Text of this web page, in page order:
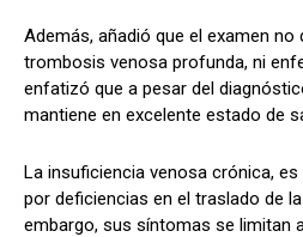
Además, añadió que el examen no
trombosis venosa profunda, ni
enfatizó que a pesar del
mantiene en excelente estado de
La insuficiencia venosa crónica,
por deficiencias en el traslado de
embargo, sus síntomas se limitan